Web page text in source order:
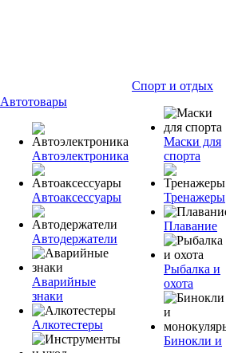
Автотовары
Автоэлектроника
Автоаксессуары
Автодержатели
Аварийные
знаки
Алкотестеры
Спорт и отдых
Маски для
спорта
Тренажеры
Плавание
Рыбалка и
охота
Бинокли и